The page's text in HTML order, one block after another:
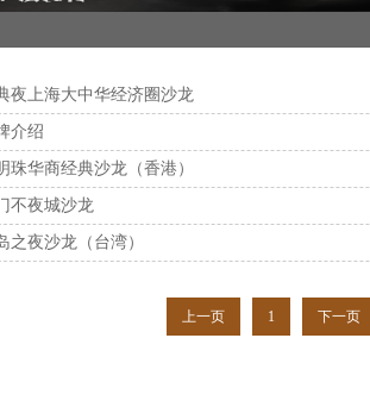
夜上海大中华经济圈沙龙
介绍
珠华商经典沙龙（香港）
不夜城沙龙
之夜沙龙（台湾）
上一页 1 下一页